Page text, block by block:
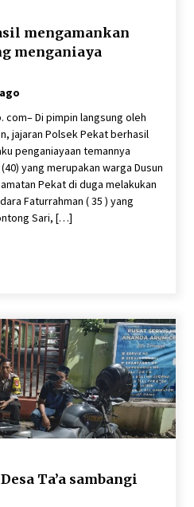
mengamankan
menganiaya
com– Di pimpin langsung oleh
jajaran Polsek Pekat berhasil
penganiayaan temannya
yang merupakan warga Dusun
Pekat di duga melakukan
Faturrahman ( 35 ) yang
Sari, […]
Ta’a sambangi